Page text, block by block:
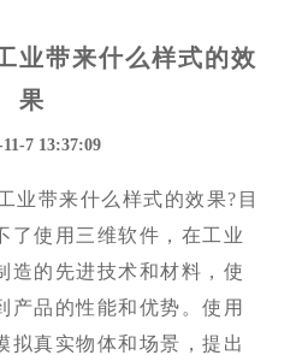
业带来什么样式的效
果
11-7 13:37:09
带来什么样式的效果?目
了使用三维软件，在工业
造的先进技术和材料，使
产品的性能和优势。使用
拟真实物体和场景，提出